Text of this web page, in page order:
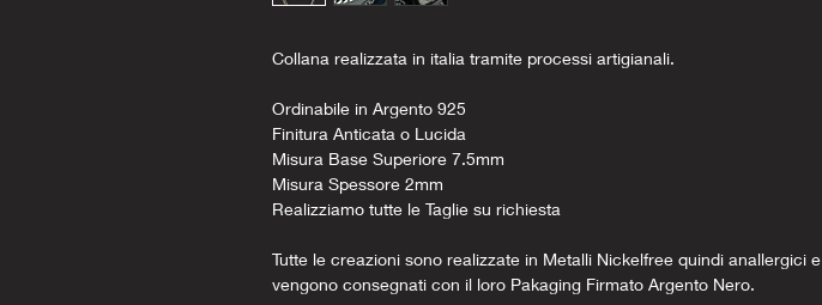
Collana realizzata in italia tramite processi artigianali.
Ordinabile in Argento 925
Finitura Anticata o Lucida
Misura Base Superiore 7.5mm
Misura Spessore 2mm
Realizziamo tutte le Taglie su richiesta
Tutte le creazioni sono realizzate in Metalli Nickelfree quindi anallergici e
vengono consegnati con il loro Pakaging Firmato Argento Nero.